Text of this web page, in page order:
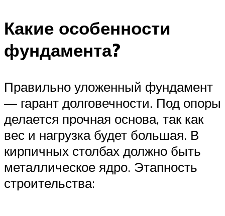
Какие особенности
фундамента?
Правильно уложенный фундамент
— гарант долговечности. Под опоры
делается прочная основа, так как
вес и нагрузка будет большая. В
кирпичных столбах должно быть
металлическое ядро. Этапность
строительства: